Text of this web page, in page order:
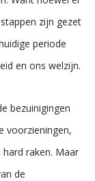
zijn gezet
periode
en ons welzijn.
bezuinigingen
voorzieningen,
raken. Maar
de